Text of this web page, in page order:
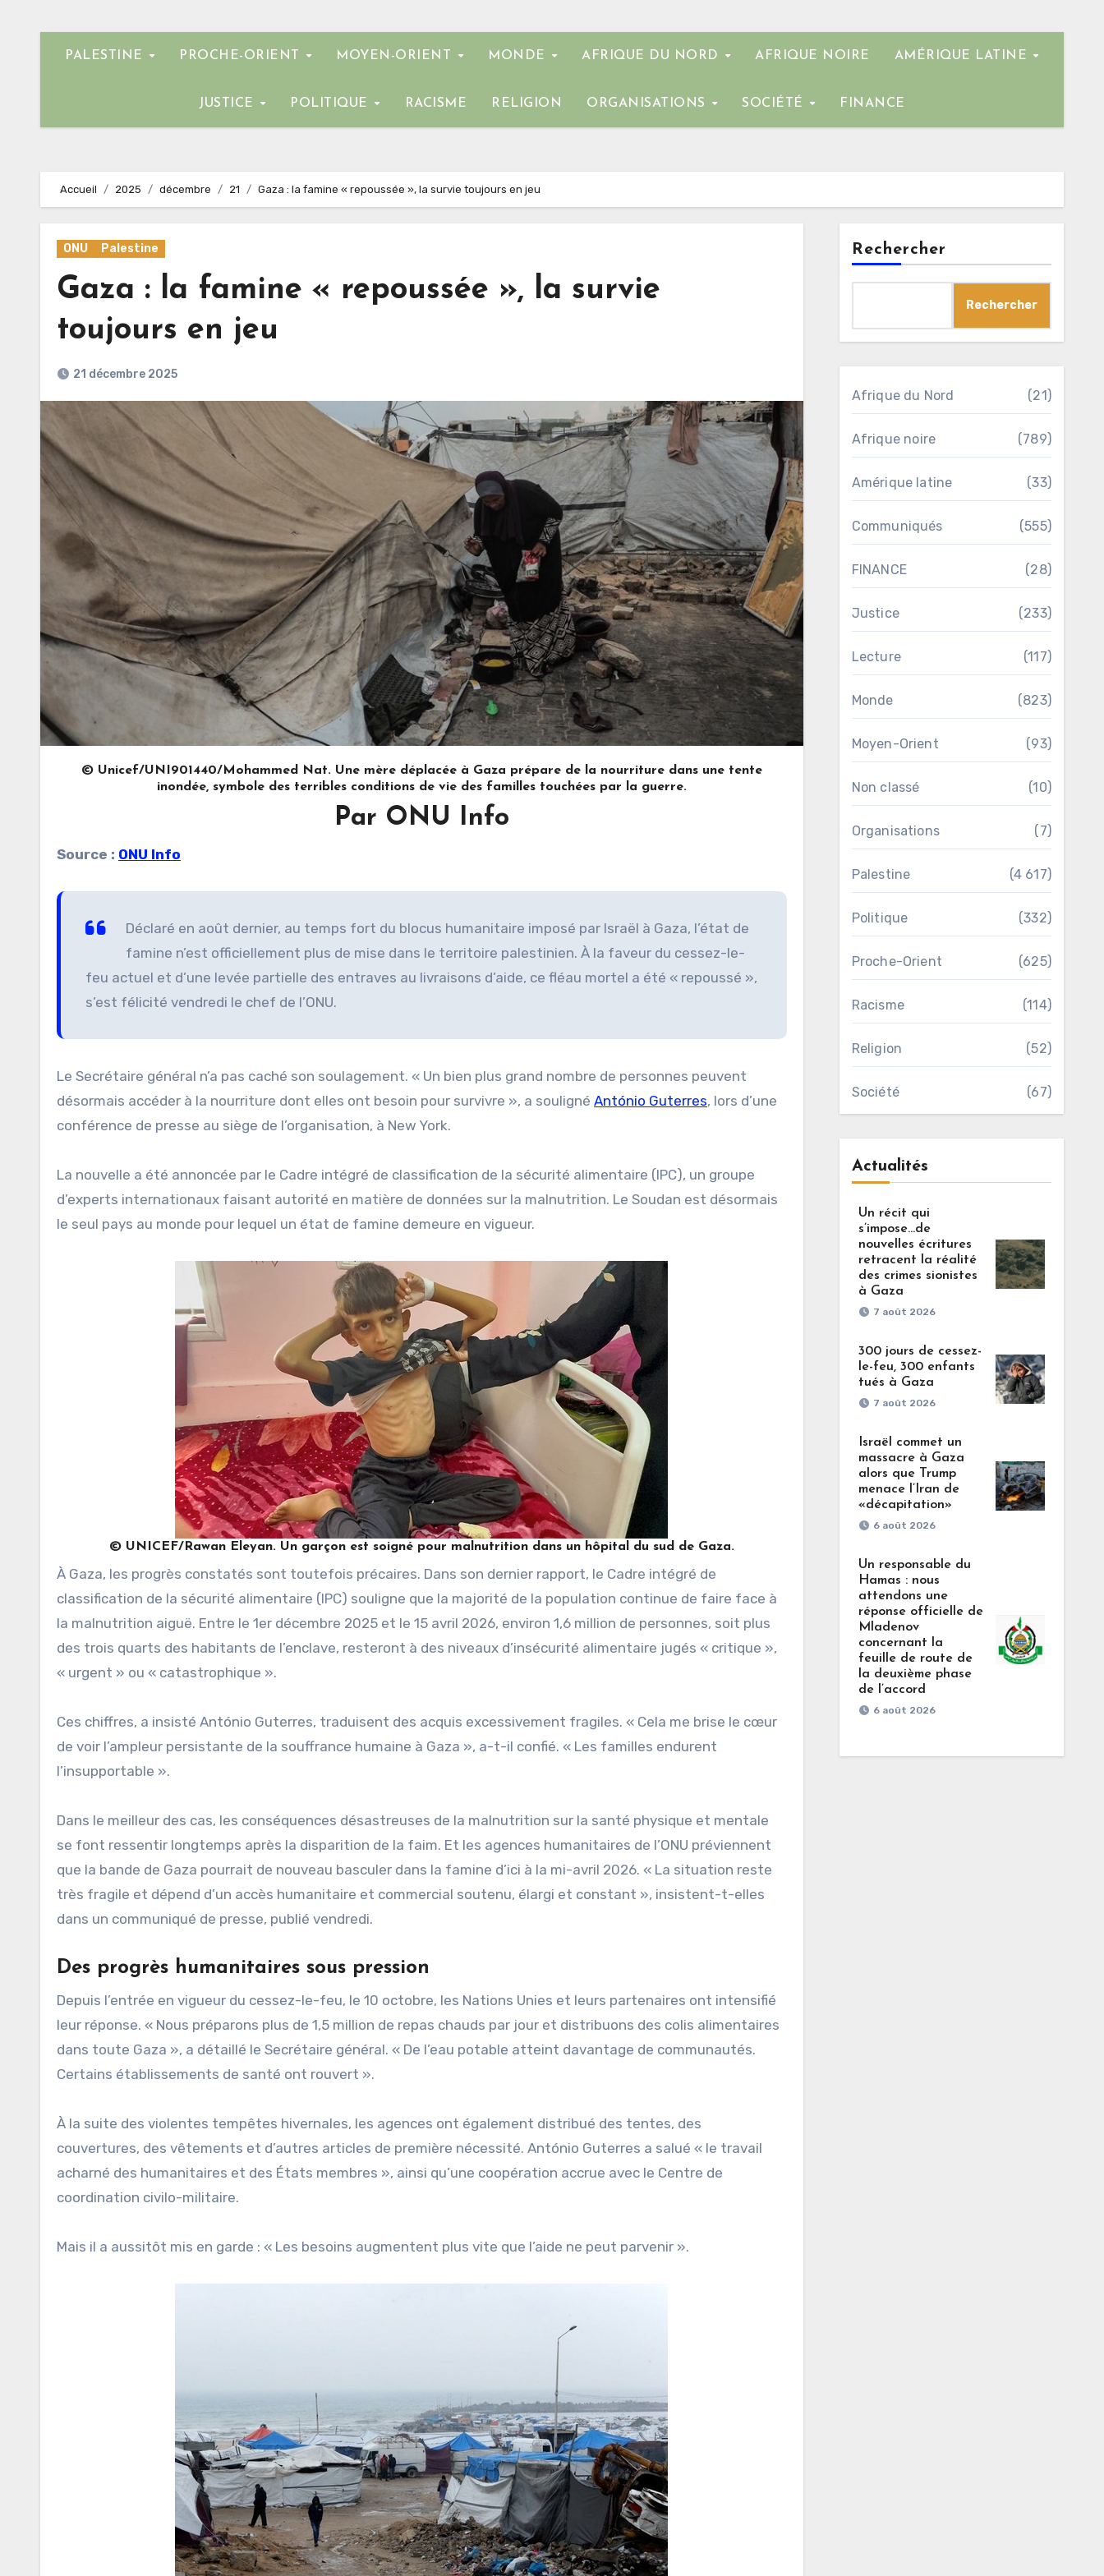
PALESTINE PROCHE-ORIENT MOYEN-ORIENT MONDE AFRIQUE DU NORD AFRIQUE NOIRE AMÉRIQUE LATINE
JUSTICE POLITIQUE RACISME RELIGION ORGANISATIONS SOCIÉTÉ FINANCE
Accueil 2025 décembre 21 Gaza : la famine « repoussée », la survie toujours en jeu
ONU Palestine
Gaza : la famine « repoussée », la survie
toujours en jeu
21 décembre 2025
© Unicef/UNI901440/Mohammed Nat. Une mère déplacée à Gaza prépare de la nourriture dans une tente
inondée, symbole des terribles conditions de vie des familles touchées par la guerre.
Par ONU Info
Source : ONU Info
Déclaré en août dernier, au temps fort du blocus humanitaire imposé par Israël à Gaza, l’état de
famine n’est officiellement plus de mise dans le territoire palestinien. À la faveur du cessez-le-
feu actuel et d’une levée partielle des entraves au livraisons d’aide, ce fléau mortel a été « repoussé »,
s’est félicité vendredi le chef de l’ONU.
Le Secrétaire général n’a pas caché son soulagement. « Un bien plus grand nombre de personnes peuvent
désormais accéder à la nourriture dont elles ont besoin pour survivre », a souligné António Guterres, lors d’une
conférence de presse au siège de l’organisation, à New York.
La nouvelle a été annoncée par le Cadre intégré de classification de la sécurité alimentaire (IPC), un groupe
d’experts internationaux faisant autorité en matière de données sur la malnutrition. Le Soudan est désormais
le seul pays au monde pour lequel un état de famine demeure en vigueur.
© UNICEF/Rawan Eleyan. Un garçon est soigné pour malnutrition dans un hôpital du sud de Gaza.
À Gaza, les progrès constatés sont toutefois précaires. Dans son dernier rapport, le Cadre intégré de
classification de la sécurité alimentaire (IPC) souligne que la majorité de la population continue de faire face à
la malnutrition aiguë. Entre le 1er décembre 2025 et le 15 avril 2026, environ 1,6 million de personnes, soit plus
des trois quarts des habitants de l’enclave, resteront à des niveaux d’insécurité alimentaire jugés « critique »,
« urgent » ou « catastrophique ».
Ces chiffres, a insisté António Guterres, traduisent des acquis excessivement fragiles. « Cela me brise le cœur
de voir l’ampleur persistante de la souffrance humaine à Gaza », a-t-il confié. « Les familles endurent
l’insupportable ».
Dans le meilleur des cas, les conséquences désastreuses de la malnutrition sur la santé physique et mentale
se font ressentir longtemps après la disparition de la faim. Et les agences humanitaires de l’ONU préviennent
que la bande de Gaza pourrait de nouveau basculer dans la famine d’ici à la mi-avril 2026. « La situation reste
très fragile et dépend d’un accès humanitaire et commercial soutenu, élargi et constant », insistent-t-elles
dans un communiqué de presse, publié vendredi.
Des progrès humanitaires sous pression
Depuis l’entrée en vigueur du cessez-le-feu, le 10 octobre, les Nations Unies et leurs partenaires ont intensifié
leur réponse. « Nous préparons plus de 1,5 million de repas chauds par jour et distribuons des colis alimentaires
dans toute Gaza », a détaillé le Secrétaire général. « De l’eau potable atteint davantage de communautés.
Certains établissements de santé ont rouvert ».
À la suite des violentes tempêtes hivernales, les agences ont également distribué des tentes, des
couvertures, des vêtements et d’autres articles de première nécessité. António Guterres a salué « le travail
acharné des humanitaires et des États membres », ainsi qu’une coopération accrue avec le Centre de
coordination civilo-militaire.
Mais il a aussitôt mis en garde : « Les besoins augmentent plus vite que l’aide ne peut parvenir ».
Rechercher
Rechercher
Afrique du Nord (21)
Afrique noire (789)
Amérique latine (33)
Communiqués (555)
FINANCE (28)
Justice (233)
Lecture (117)
Monde (823)
Moyen-Orient (93)
Non classé (10)
Organisations (7)
Palestine (4 617)
Politique (332)
Proche-Orient (625)
Racisme (114)
Religion (52)
Société (67)
Actualités
Un récit qui
s’impose…de
nouvelles écritures
retracent la réalité
des crimes sionistes
à Gaza
7 août 2026
300 jours de cessez-
le-feu, 300 enfants
tués à Gaza
7 août 2026
Israël commet un
massacre à Gaza
alors que Trump
menace l’Iran de
«décapitation»
6 août 2026
Un responsable du
Hamas : nous
attendons une
réponse officielle de
Mladenov
concernant la
feuille de route de
la deuxième phase
de l’accord
6 août 2026